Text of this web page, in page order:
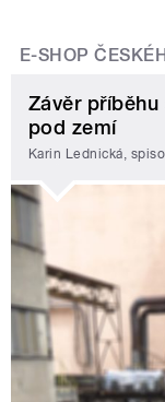
E-SHOP
Závěr
pod zemí
Karin Lednická,